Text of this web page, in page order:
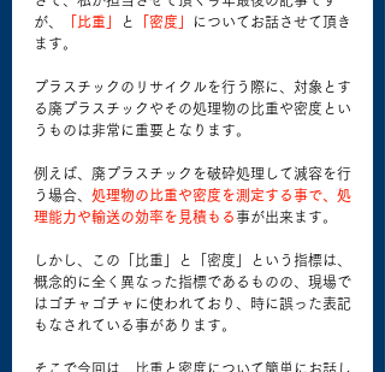
が、
「比重」 と 「密度」
についてお話させて頂き
ます。
プラスチックのリサイクルを行う際に、対象とす
る廃プラスチックやその処理物の比重や密度とい
うものは非常に重要となります。
例えば、廃プラスチックを破砕処理して減容を行
う場合、 処理物の比重や密度を測定する事で、処
理能力や輸送の効率を見積もる事が出来ます。
しかし、この「比重」と「密度」という指標は、
概念的に全く異なった指標であるものの、現場で
はゴチャゴチャに使われており、時に誤った表記
もなされている事があります。
そこで今回は、比重と密度について簡単にお話し